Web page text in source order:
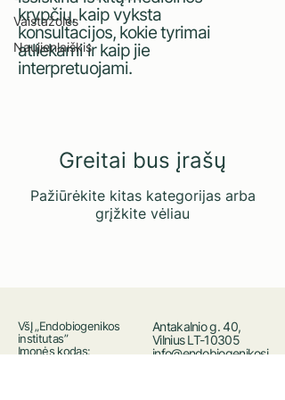
Vaistažolės
Naujienlaiškis
krypčių, kaip vyksta
konsultacijos, kokie tyrimai
atliekami ir kaip jie
interpretuojami.
Greitai bus įrašų
Pažiūrėkite kitas kategorijas arba
grįžkite vėliau
VšĮ „Endobiogenikos
institutas”
Įmonės kodas:
Antakalnio g. 40,
Vilnius LT-10305
info@endobiogenikosi